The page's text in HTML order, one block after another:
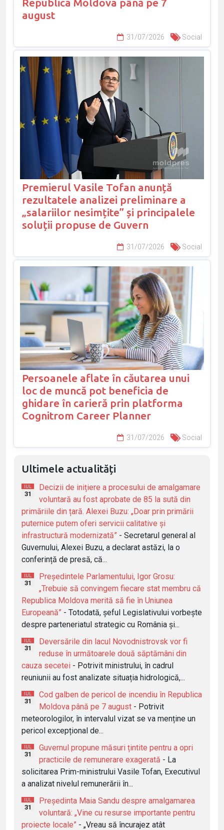
august
31/07/2026 Social
Premierul Vasile Tofan anunță
rezultatele analizei preliminare a
„salariilor nesimțite” și principalele
soluții propuse de Guvern
31/07/2026 Social
Persoanele aflate în căutarea unui
loc de muncă pot beneficia de
ghidare în carieră prin platforma
Cognitrom Career Planner
31/07/2026 Social
Ultimele actualități
IUL
31
Decizii de inițiere a procesului de amalgamare
voluntară au fost aprobate de 85 la sută din
primăriile din țară. Alexei Buzu: „Doar prin primării
puternice putem oferi servicii calitative și
infrastructură modernizată” - Secretarul general al
Guvernului, Alexei Buzu, a declarat astăzi, la o
conferință de presă, că...
IUL
31
Președintele Parlamentului, Igor Grosu:
„Trebuie să convingem fiecare stat membru că
Republica Moldova merită să fie în Uniunea
Europeană” - Totodată, șeful Legislativului vorbește
despre parteneriatul strategic cu România și...
IUL
31
Deversările din lacul Novodnistrovsk vor fi
reduse în următoarele două săptămâni din
cauza secetei - Potrivit ministrului, în cadrul
reuniunii au fost analizate situația hidrologică,...
IUL
31
Cod galben de pericol de incendiu în Republica
Moldova până pe 7 august - Potrivit
meteorologilor, în intervalul vizat se va menține un
pericol excepțional de...
IUL
31
Guvernul propune măsuri țintite pentru a opri
practicile de remunerare exagerată - La
solicitarea Prim-ministrului Vasile Tofan, Executivul
a analizat nivelul remunerării în...
IUL
31
Președinta Maia Sandu despre amalgamarea
voluntară: „Vine cu resurse importante pentru
proiecte locale” - „Vreau să încurajez atât